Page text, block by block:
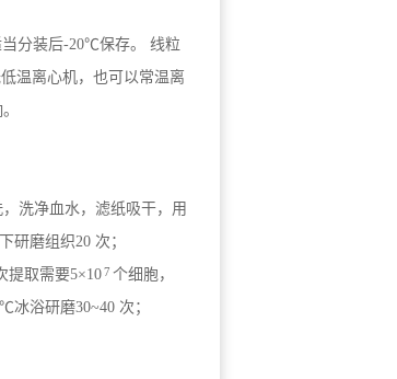
当分装后-20℃保存。 线粒
温离心机，也可以常温离
洗净血水，滤纸吸干，用
研磨组织20 次；
提取需要5×107个细胞，
浴研磨30~40 次；